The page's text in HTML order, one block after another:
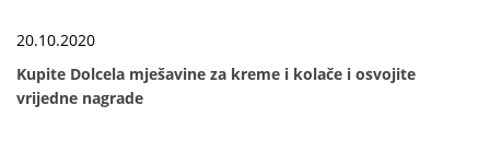
20.10.2020
Kupite Dolcela mješavine za kreme i kolače i osvojite
vrijedne nagrade